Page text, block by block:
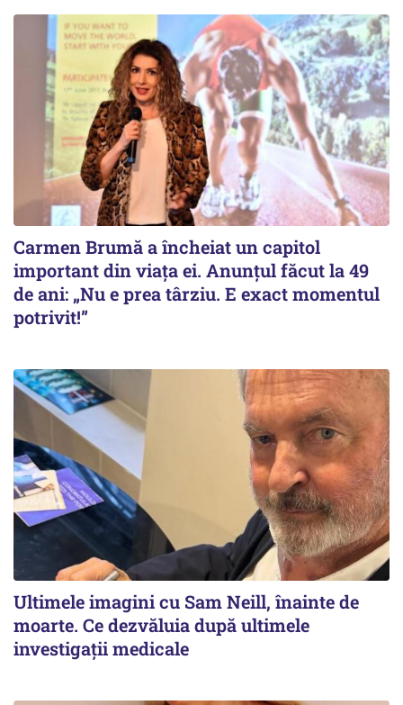
Carmen Brumă a încheiat un capitol
important din viața ei. Anunțul făcut la 49
de ani: „Nu e prea târziu. E exact momentul
potrivit!”
Ultimele imagini cu Sam Neill, înainte de
moarte. Ce dezvăluia după ultimele
investigații medicale